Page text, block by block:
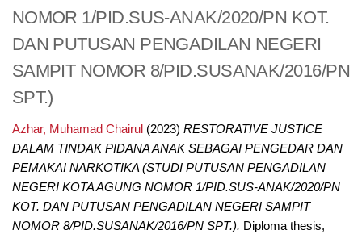
NOMOR 1/PID.SUS-ANAK/2020/PN KOT.
DAN PUTUSAN PENGADILAN NEGERI
SAMPIT NOMOR 8/PID.SUSANAK/2016/PN
SPT.)
Azhar, Muhamad Chairul (2023) RESTORATIVE JUSTICE
DALAM TINDAK PIDANA ANAK SEBAGAI PENGEDAR DAN
PEMAKAI NARKOTIKA (STUDI PUTUSAN PENGADILAN
NEGERI KOTA AGUNG NOMOR 1/PID.SUS-ANAK/2020/PN
KOT. DAN PUTUSAN PENGADILAN NEGERI SAMPIT
NOMOR 8/PID.SUSANAK/2016/PN SPT.). Diploma thesis,